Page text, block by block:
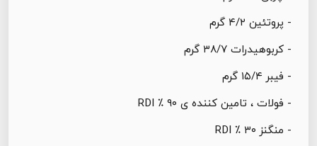
- پروتئین ۴/۲ گرم
- کربوهیدرات ۳۸/۷ گرم
- فیبر ۱۵/۴ گرم
- فولات ، تامین کننده ی ۹۰ ٪ RDI
- منگنز ۳۰ ٪ RDI